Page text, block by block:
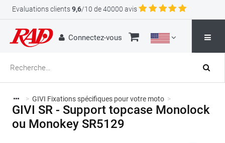
Evaluations clients9,6/10 de 40000 avis
Connectez-vous
> GIVI Fixations spécifiques pour votre moto >
GIVI SR - Support topcase Monolock
ou Monokey SR5129